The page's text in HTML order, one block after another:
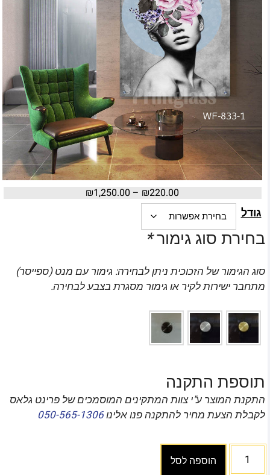
₪220.00
–
₪1,250.00
גודל
בחירת סוג גימור*
סוג הגימור של הזכוכית ניתן לבחירה: גימור עם מנט (ספייסר)
מתחבר ישירות לקיר או גימור מסגרת בצבע לבחירה.
תוספת התקנה
התקנת המוצר ע"י צוות המתקינים המוסמכים של פרינט גלאס
לקבלת הצעת מחיר להתקנה פנו אלינו050-565-1306
הוספה לסל